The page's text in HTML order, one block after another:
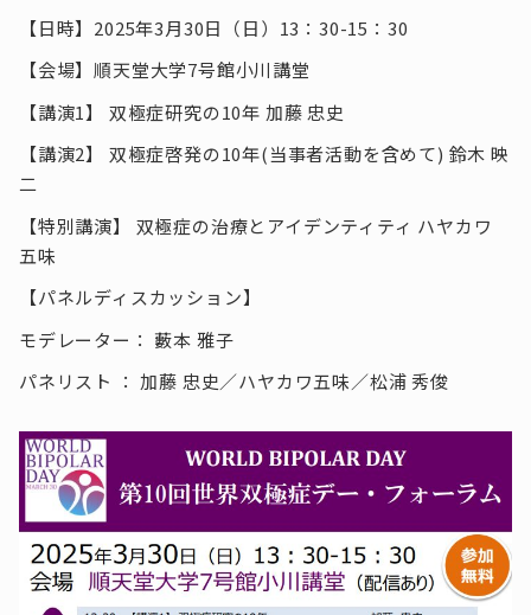
【日時】2025年3月30日（日）13：30-15：30
【会場】順天堂大学7号館小川講堂
【講演1】 双極症研究の10年 加藤 忠史
【講演2】 双極症啓発の10年(当事者活動を含めて) 鈴木 映
二
【特別講演】 双極症の治療とアイデンティティ ハヤカワ
五味
【パネルディスカッション】
モデレーター： 藪本 雅子
パネリスト ： 加藤 忠史／ハヤカワ五味／松浦 秀俊